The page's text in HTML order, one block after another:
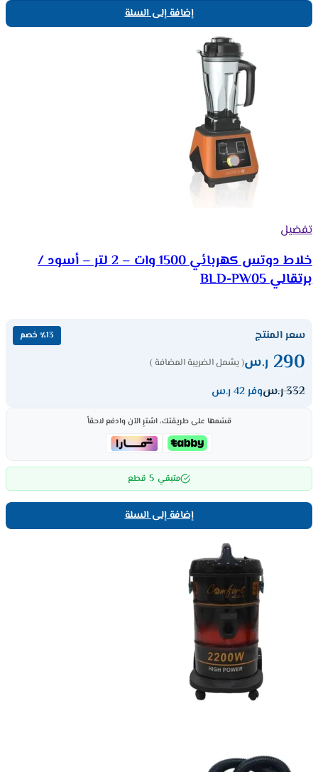
إضافة إلى السلة
تفضيل
خلاط دوتس كهربائي 1500 وات – 2 لتر – أسود /
برتقالي BLD-PW05
سعر المنتج ٪13 خصم
290 ر.س( يشمل الضريبة المضافة )
332ر.سوفر 42 ر.س
قسّمها على طريقتك، اشترِ الآن وادفع لاحقاً
متبقي 5 قطع
إضافة إلى السلة